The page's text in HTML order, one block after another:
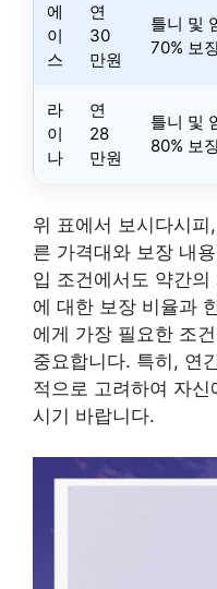
에
이
스
연
30
만원
틀니 및
70% 보
라
이
나
연
28
만원
틀니 및
80% 보
위 표에서 보시다시
른 가격대와 보장 내
입 조건에서도 약간
에 대한 보장 비율과
에게 가장 필요한 조
중요합니다. 특히, 연
적으로 고려하여 자
시기 바랍니다.